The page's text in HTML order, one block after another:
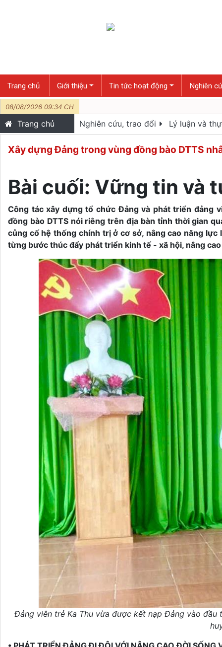
08/08/2026 09:34 CH
Trang chủ Giới thiệu Tin tức hoạt động Nghiên
Trang chủ Nghiên cứu, trao đổi Lý luận và
Xây dựng Ðảng trong vùng đồng bào DTTS
Bài cuối: Vững tin và
Công tác xây dựng tổ chức Đảng và phát triển đảng
đồng bào DTTS nói riêng trên địa bàn tỉnh thời gian
củng cố hệ thống chính trị ở cơ sở, nâng cao năng
từng bước thúc đẩy phát triển kinh tế - xã hội, nâng
Đảng viên trẻ Ka Thu vừa được kết nạp Đảng vào